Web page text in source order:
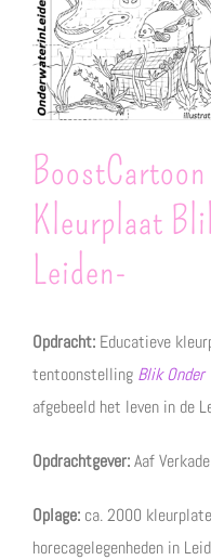
Kleurplaat
Leiden-
Opdracht: Educatieve
tentoonstelling Blik
afgebeeld het leven in de
Opdrachtgever:Aaf
Oplage: ca. 2000
horecagelegenheden in